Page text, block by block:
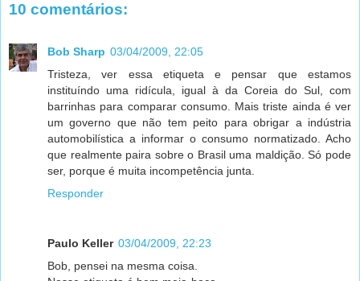
10 comentários:
Bob Sharp 03/04/2009, 22:05
Tristeza, ver essa etiqueta e pensar que estamos
instituíndo uma ridícula, igual à da Coreia do Sul, com
barrinhas para comparar consumo. Mais triste ainda é ver
um governo que não tem peito para obrigar a indústria
automobilística a informar o consumo normatizado. Acho
que realmente paira sobre o Brasil uma maldição. Só pode
ser, porque é muita incompetência junta.
Responder
Paulo Keller 03/04/2009, 22:23
Bob, pensei na mesma coisa.